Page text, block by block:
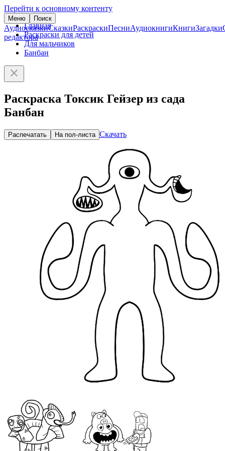
Перейти к основному контенту
Меню Поиск
АудиосказкиСказкиРаскраскиПесниАудиокнигиКнигиЗагадки
редактора
Главная
Раскраски для детей
Для мальчиков
Банбан
Раскраска Токсик Гейзер из сада
Банбан
Распечатать На пол-листа Скачать